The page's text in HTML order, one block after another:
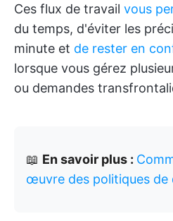
Ces flux de travail vous
du temps, d'éviter les
minute et de rester en
lorsque vous gérez
ou demandes
📖 En savoir plus :
œuvre des politiques de